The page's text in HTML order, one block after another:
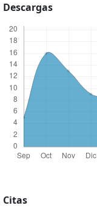
Descargas
Citas